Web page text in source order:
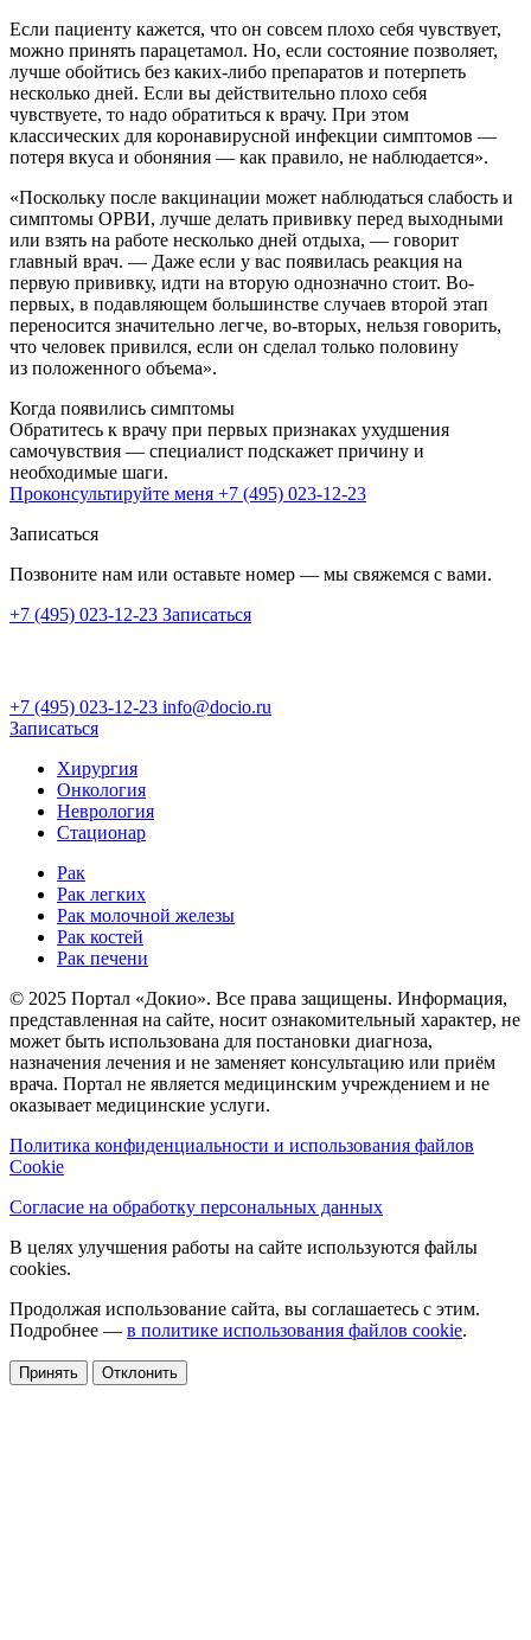
Если пациенту кажется, что он совсем плохо себя чувствует,
можно принять парацетамол. Но, если состояние позволяет,
лучше обойтись без каких-либо препаратов и потерпеть
несколько дней. Если вы действительно плохо себя
чувствуете, то надо обратиться к врачу. При этом
классических для коронавирусной инфекции симптомов —
потеря вкуса и обоняния — как правило, не наблюдается».
«Поскольку после вакцинации может наблюдаться слабость и
симптомы ОРВИ, лучше делать прививку перед выходными
или взять на работе несколько дней отдыха, — говорит
главный врач. — Даже если у вас появилась реакция на
первую прививку, идти на вторую однозначно стоит. Во-
первых, в подавляющем большинстве случаев второй этап
переносится значительно легче, во-вторых, нельзя говорить,
что человек привился, если он сделал только половину
из положенного объема».
Когда появились симптомы
Обратитесь к врачу при первых признаках ухудшения
самочувствия — специалист подскажет причину и
необходимые шаги.
Проконсультируйте меня +7 (495) 023-12-23
Записаться
Позвоните нам или оставьте номер — мы свяжемся с вами.
+7 (495) 023-12-23 Записаться
+7 (495) 023-12-23 info@docio.ru
Записаться
Хирургия
Онкология
Неврология
Стационар
Рак
Рак легких
Рак молочной железы
Рак костей
Рак печени
© 2025 Портал «Докио». Все права защищены. Информация,
представленная на сайте, носит ознакомительный характер, не
может быть использована для постановки диагноза,
назначения лечения и не заменяет консультацию или приём
врача. Портал не является медицинским учреждением и не
оказывает медицинские услуги.
Политика конфиденциальности и использования файлов
Cookie
Согласие на обработку персональных данных
В целях улучшения работы на сайте используются файлы
cookies.
Продолжая использование сайта, вы соглашаетесь с этим.
Подробнее — в политике использования файлов cookie.
Принять Отклонить